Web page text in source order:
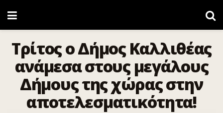
Τρίτος ο Δήμος Καλλιθέας
ανάμεσα στους μεγάλους
Δήμους της χώρας στην
αποτελεσματικότητα!